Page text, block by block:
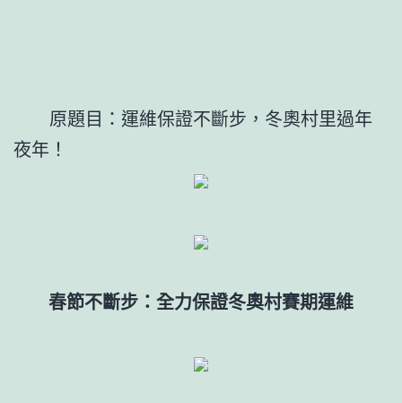
原題目：運維保證不斷步，冬奧村里過年
夜年！
春節不斷步：全力保證冬奧村賽期運維